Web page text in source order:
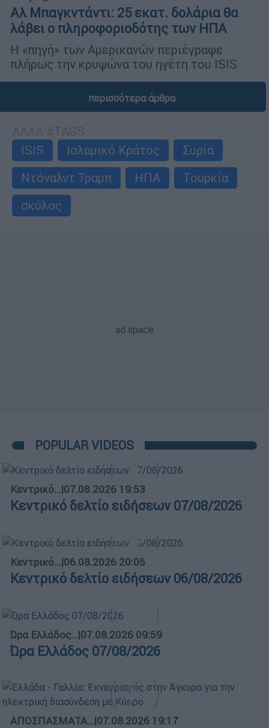
Αλ Μπαγκντάντι: 25 εκατ. δολάρια θα
λάβει ο πληροφοριοδότης των ΗΠΑ
Η «πηγή» των Αμερικανών περιέγραψε
πλήρως την κρυψώνα του ηγέτη του ISIS
περισσότερα άρθρα
ISIS
Ισλαμικό Κράτος
Συρία
Ντόναλντ Τραμπ
ΗΠΑ
Τουρκία
σκύλος
POPULAR VIDEOS
Κεντρικό...|07.08.2026 19:53
Κεντρικό δελτίο ειδήσεων 07/08/2026
Κεντρικό...|06.08.2026 20:05
Κεντρικό δελτίο ειδήσεων 06/08/2026
Ώρα Ελλάδος...|07.08.2026 09:59
Ώρα Ελλάδος 07/08/2026
ΑΠΟΣΠΑΣΜΑΤΑ...|07.08.2026 19:17